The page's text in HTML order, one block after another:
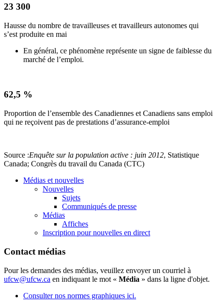
23 300
Hausse du nombre de travailleuses et travailleurs autonomes qui
s’est produite en mai
En général, ce phénomène représente un signe de faiblesse du
marché de l’emploi.
62,5 %
Proportion de l’ensemble des Canadiennes et Canadiens sans emploi
qui ne reçoivent pas de prestations d’assurance-emploi
Source :Enquête sur la population active : juin 2012, Statistique
Canada; Congrès du travail du Canada (CTC)
Médias et nouvelles
Nouvelles
Sujets
Communiqués de presse
Médias
Affiches
Inscription pour nouvelles en direct
Contact médias
Pour les demandes des médias, veuillez envoyer un courriel à
ufcw@ufcw.ca en indiquant le mot « Média » dans la ligne d'objet.
Consulter nos normes graphiques ici.